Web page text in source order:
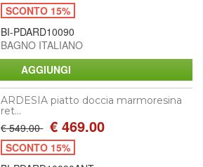
SCONTO 15%
BI-PDARD10090
BAGNO ITALIANO
ARDESIA piatto doccia marmoresina
ret...
€ 549.00 € 469.00
SCONTO 15%